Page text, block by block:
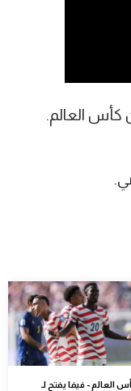
كأس العالم.
العالم - فيفا يفتح لـ